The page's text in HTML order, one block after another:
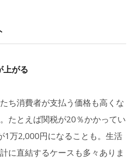
がる
ち消費者が支払う価格も高くな
たとえば関税が20％かかってい
1万2,000円になることも。生活
に直結するケースも多々ありま